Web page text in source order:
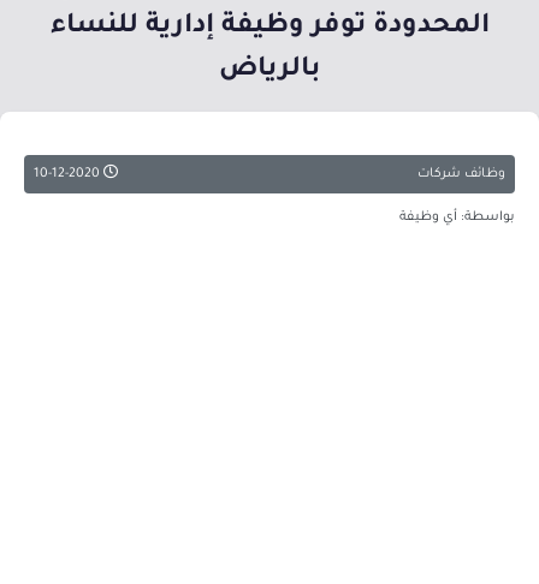
المحدودة توفر وظيفة إدارية للنساء
بالرياض
وظائف شركات
بواسطة: أي وظيفة